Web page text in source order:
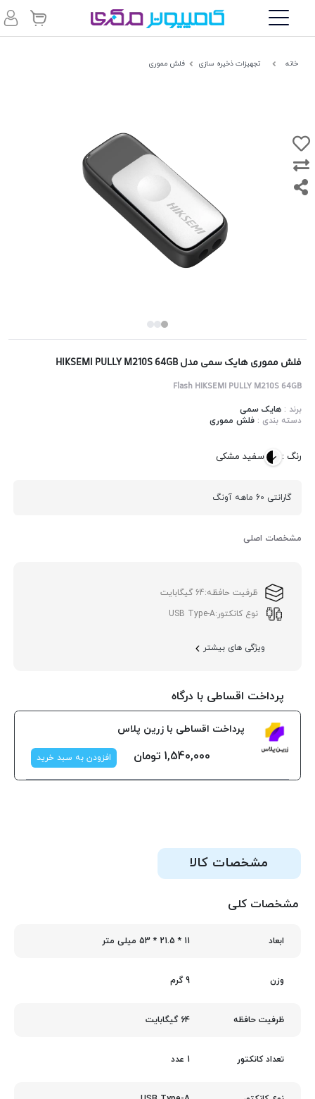
خانه تجهیزات ذخیره سازی فلش مموری
فلش مموری هایک سمی مدل HIKSEMI PULLY M210S 64GB
Flash HIKSEMI PULLY M210S 64GB
برند :هایک سمی
دسته بندی :فلش مموری
رنگ : سفید مشکی
گارانتی 60 ماهه آونگ
مشخصات اصلی
ظرفیت حافظه:64 گیگابایت
نوع کانکتور:USB Type-A
ویژگی های بیشتر
پرداخت اقساطی با درگاه
پرداخت اقساطی با زرین پلاس
1,540,000 تومان افزودن به سبد خرید
مشخصات کالا
مشخصات کلی
ابعاد 11 * 21.5 * 53 میلی متر
وزن 9 گرم
ظرفیت حافظه 64 گیگابایت
تعداد کانکتور 1 عدد